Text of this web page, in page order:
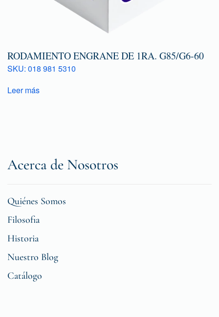
RODAMIENTO ENGRANE DE 1RA. G85/G6-60
SKU: 018 981 5310
Leer más
Acerca de Nosotros
Quiénes Somos
Filosofia
Historia
Nuestro Blog
Catálogo